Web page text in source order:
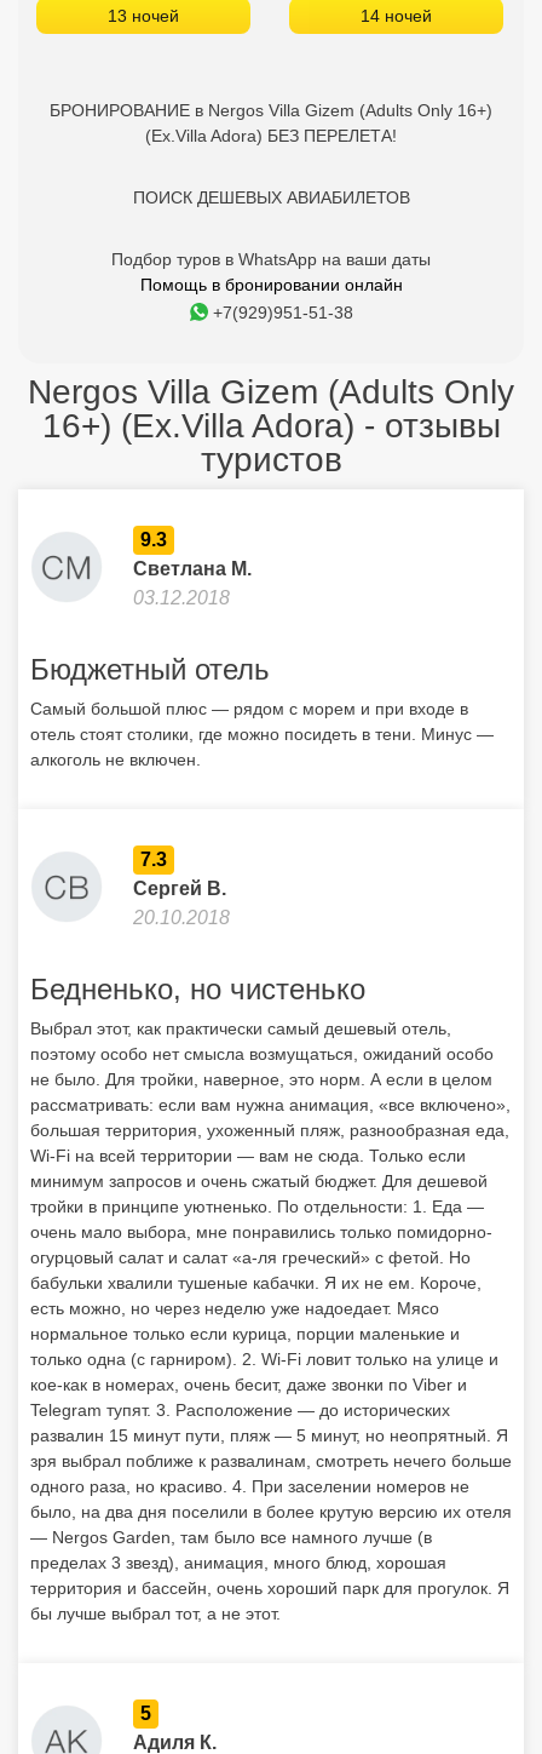
13 ночей 14 ночей
БРОНИРОВАНИЕ в Nergos Villa Gizem (Adults Only 16+)
(Ex.Villa Adora) БЕЗ ПЕРЕЛЕТА!
ПОИСК ДЕШЕВЫХ АВИАБИЛЕТОВ
Подбор туров в WhatsApp на ваши даты
Помощь в бронировании онлайн
+7(929)951-51-38
Nergos Villa Gizem (Adults Only
16+) (Ex.Villa Adora) - отзывы
туристов
9.3
Светлана М.
03.12.2018
Бюджетный отель
Самый большой плюс — рядом с морем и при входе в
отель стоят столики, где можно посидеть в тени. Минус —
алкоголь не включен.
7.3
Сергей В.
20.10.2018
Бедненько, но чистенько
Выбрал этот, как практически самый дешевый отель,
поэтому особо нет смысла возмущаться, ожиданий особо
не было. Для тройки, наверное, это норм. А если в целом
рассматривать: если вам нужна анимация, «все включено»,
большая территория, ухоженный пляж, разнообразная еда,
Wi-Fi на всей территории — вам не сюда. Только если
минимум запросов и очень сжатый бюджет. Для дешевой
тройки в принципе уютненько. По отдельности: 1. Еда —
очень мало выбора, мне понравились только помидорно-
огурцовый салат и салат «а-ля греческий» с фетой. Но
бабульки хвалили тушеные кабачки. Я их не ем. Короче,
есть можно, но через неделю уже надоедает. Мясо
нормальное только если курица, порции маленькие и
только одна (с гарниром). 2. Wi-Fi ловит только на улице и
кое-как в номерах, очень бесит, даже звонки по Viber и
Telegram тупят. 3. Расположение — до исторических
развалин 15 минут пути, пляж — 5 минут, но неопрятный. Я
зря выбрал поближе к развалинам, смотреть нечего больше
одного раза, но красиво. 4. При заселении номеров не
было, на два дня поселили в более крутую версию их отеля
— Nergos Garden, там было все намного лучше (в
пределах 3 звезд), анимация, много блюд, хорошая
территория и бассейн, очень хороший парк для прогулок. Я
бы лучше выбрал тот, а не этот.
5
Адиля К.